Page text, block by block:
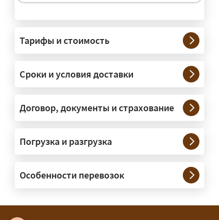
— На тралах и низкорамниках —
платформах, рассчитанных на
крупногабаритную технику и
конструкции. Транспорт подбираем
под конкретные размеры и вес груза.
сопровождение?
организуем. Потребность в машинах
прикрытия зависит от габаритов
груза и маршрута; это определяется
Тарифы и стоимость
Сроки и условия доставки
Договор, документы и страхование
Погрузка и разгрузка
Особенности перевозок